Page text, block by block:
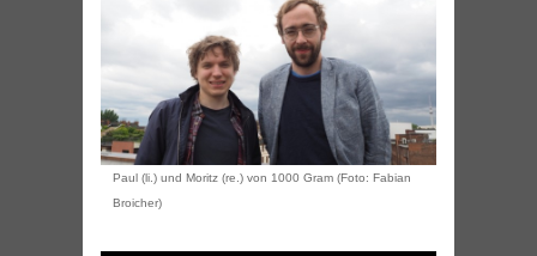
Paul (li.) und Moritz (re.) von 1000 Gram (Foto: Fabian
Broicher)